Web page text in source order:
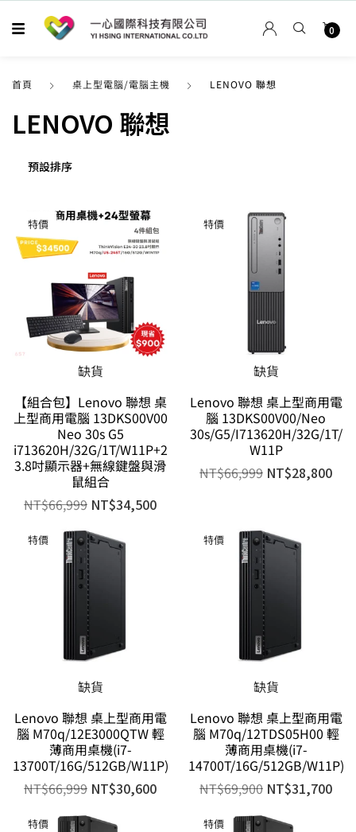
0
首頁 桌上型電腦/電腦主機 LENOVO 聯想
LENOVO 聯想
特價
缺貨
【組合包】Lenovo 聯想 桌
上型商用電腦 13DKS00V00
Neo 30s G5
i713620H/32G/1T/W11P+2
3.8吋顯示器+無線鍵盤與滑
鼠組合
NT$66,999 NT$34,500
特價
缺貨
Lenovo 聯想 桌上型商用電
腦 13DKS00V00/Neo
30s/G5/I713620H/32G/1T/
W11P
NT$66,999 NT$28,800
特價
缺貨
Lenovo 聯想 桌上型商用電
腦 M70q/12E3000QTW 輕
薄商用桌機(i7-
13700T/16G/512GB/W11P)
NT$66,999 NT$30,600
特價
缺貨
Lenovo 聯想 桌上型商用電
腦 M70q/12TDS05H00 輕
薄商用桌機(i7-
14700T/16G/512GB/W11P)
NT$69,900 NT$31,700
特價 特價